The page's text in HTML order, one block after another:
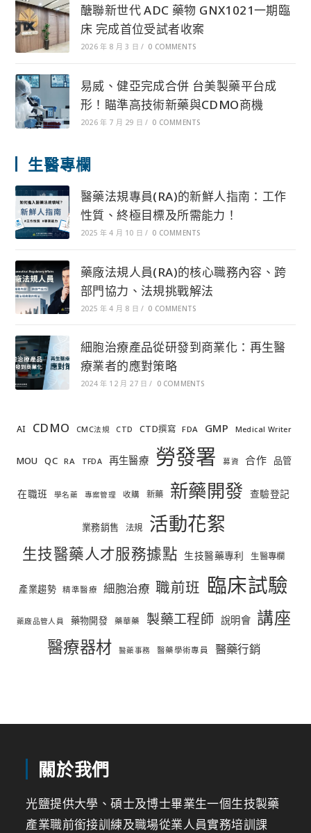
醣聯新世代 ADC 藥物 GNX1021一期臨
床 完成首位受試者收案
2026 年 8 月 3 日 / 0 COMMENTS
易威、健亞完成合併 台美製藥平台成
形！瞄準高技術新藥與CDMO商機
2026 年 7 月 29 日 / 0 COMMENTS
生醫專欄
醫藥法規專員(RA)的新鮮人指南：工作
性質、終極目標及所需能力！
2025 年 4 月 10 日 / 0 COMMENTS
藥廠法規人員(RA)的核心職務內容、跨
部門協力、法規挑戰解法
2025 年 4 月 8 日 / 0 COMMENTS
細胞治療產品從研發到商業化：再生醫
療業者的應對策略
2024 年 12 月 27 日 / 0 COMMENTS
AI CDMO CMC法規 CTD CTD撰寫 FDA GMP Medical Writer
MOU QC RA TFDA 再生醫療 勞發署 募資 合作 品管
在職班 學名藥 專案管理 收購 新藥 新藥開發 查驗登記
業務銷售 法規 活動花絮
生技醫藥人才服務據點 生技醫藥專利 生醫專欄
產業趨勢 精準醫療 細胞治療 職前班 臨床試驗
藥廠品管人員 藥物開發 藥華藥 製藥工程師 說明會 講座
醫療器材 醫藥事務 醫藥學術專員 醫藥行銷
關於我們
光鹽提供大學、碩士及博士畢業生一個生技製藥
產業職前銜接訓練及職場從業人員實務培訓課